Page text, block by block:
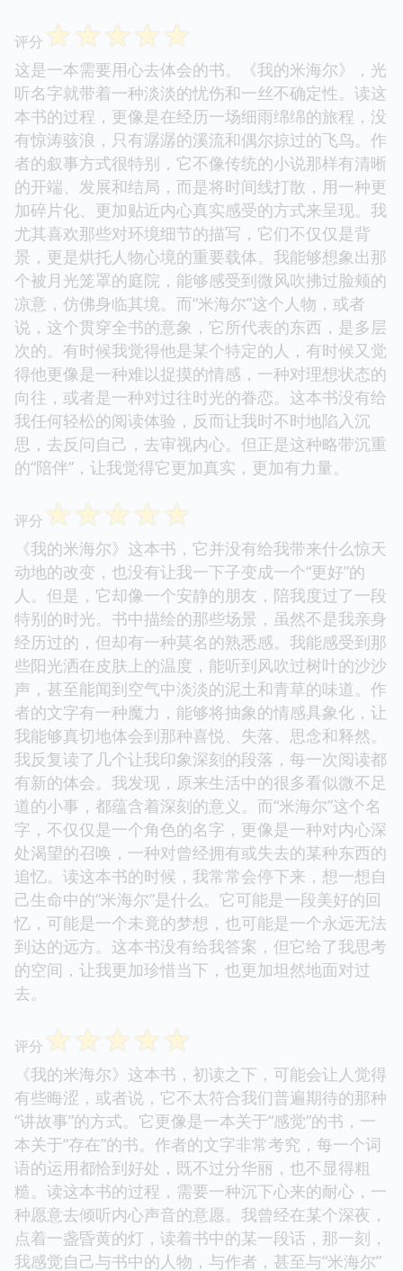
评分 ☆☆☆☆☆
这是一本需要用心去体会的书。《我的米海尔》，光
听名字就带着一种淡淡的忧伤和一丝不确定性。读这
本书的过程，更像是在经历一场细雨绵绵的旅程，没
有惊涛骇浪，只有潺潺的溪流和偶尔掠过的飞鸟。作
者的叙事方式很特别，它不像传统的小说那样有清晰
的开端、发展和结局，而是将时间线打散，用一种更
加碎片化、更加贴近内心真实感受的方式来呈现。我
尤其喜欢那些对环境细节的描写，它们不仅仅是背
景，更是烘托人物心境的重要载体。我能够想象出那
个被月光笼罩的庭院，能够感受到微风吹拂过脸颊的
凉意，仿佛身临其境。而“米海尔”这个人物，或者
说，这个贯穿全书的意象，它所代表的东西，是多层
次的。有时候我觉得他是某个特定的人，有时候又觉
得他更像是一种难以捉摸的情感，一种对理想状态的
向往，或者是一种对过往时光的眷恋。这本书没有给
我任何轻松的阅读体验，反而让我时不时地陷入沉
思，去反问自己，去审视内心。但正是这种略带沉重
的“陪伴”，让我觉得它更加真实，更加有力量。
评分 ☆☆☆☆☆
《我的米海尔》这本书，它并没有给我带来什么惊天
动地的改变，也没有让我一下子变成一个“更好”的
人。但是，它却像一个安静的朋友，陪我度过了一段
特别的时光。书中描绘的那些场景，虽然不是我亲身
经历过的，但却有一种莫名的熟悉感。我能感受到那
些阳光洒在皮肤上的温度，能听到风吹过树叶的沙沙
声，甚至能闻到空气中淡淡的泥土和青草的味道。作
者的文字有一种魔力，能够将抽象的情感具象化，让
我能够真切地体会到那种喜悦、失落、思念和释然。
我反复读了几个让我印象深刻的段落，每一次阅读都
有新的体会。我发现，原来生活中的很多看似微不足
道的小事，都蕴含着深刻的意义。而“米海尔”这个名
字，不仅仅是一个角色的名字，更像是一种对内心深
处渴望的召唤，一种对曾经拥有或失去的某种东西的
追忆。读这本书的时候，我常常会停下来，想一想自
己生命中的“米海尔”是什么。它可能是一段美好的回
忆，可能是一个未竟的梦想，也可能是一个永远无法
到达的远方。这本书没有给我答案，但它给了我思考
的空间，让我更加珍惜当下，也更加坦然地面对过
去。
评分 ☆☆☆☆☆
《我的米海尔》这本书，初读之下，可能会让人觉得
有些晦涩，或者说，它不太符合我们普遍期待的那种
“讲故事”的方式。它更像是一本关于“感觉”的书，一
本关于“存在”的书。作者的文字非常考究，每一个词
语的运用都恰到好处，既不过分华丽，也不显得粗
糙。读这本书的过程，需要一种沉下心来的耐心，一
种愿意去倾听内心声音的意愿。我曾经在某个深夜，
点着一盏昏黄的灯，读着书中的某一段话，那一刻，
我感觉自己与书中的人物，与作者，甚至与“米海尔”